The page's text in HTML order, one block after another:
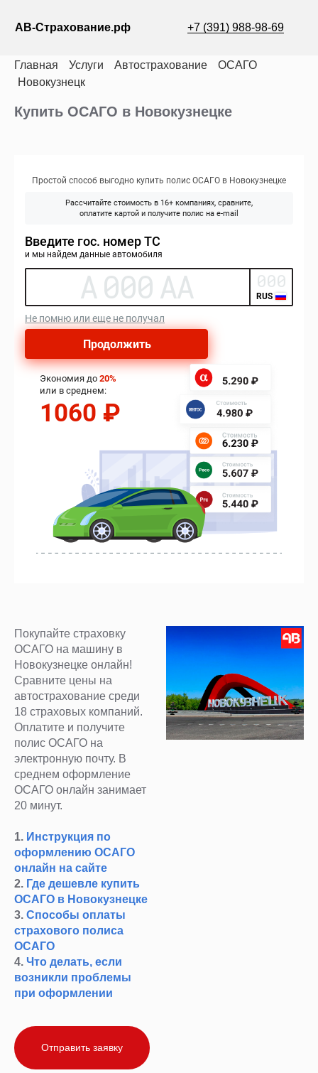
АВ-Страхование.рф +7 (391) 988-98-69
Главная Услуги Автострахование
ОСАГО
Новокузнецк
Купить ОСАГО в Новокузнецке
Покупайте страховку
ОСАГО на машину в
Новокузнецке онлайн!
Сравните цены на
автострахование среди
18 страховых компаний.
Оплатите и получите
полис ОСАГО на
электронную почту. В
среднем оформление
ОСАГО онлайн занимает
20 минут.
1. Инструкция по
оформлению ОСАГО
онлайн на сайте
2. Где дешевле купить
ОСАГО в Новокузнецке
3. Способы оплаты
страхового полиса
ОСАГО
4. Что делать, если
возникли проблемы
при оформлении
Отправить заявку